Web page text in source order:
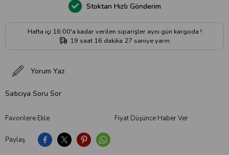
Paylaş
Favorilere Ekle Fiyat Düşünce Haber Ver
Yorum Yaz
Satıcıya Soru Sor
Hafta içi 16:00'a kadar verilen siparişler aynı gün kargoda !
19 saat 16 dakika 27 saniyeyarın
Stoktan Hızlı Gönderim